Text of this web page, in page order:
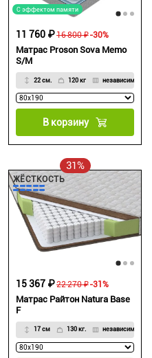
С эффектом памяти
Матрас Proson Sova Memo
S/M
22 см. 120 кг независимый
16 800 ₽
11 760 ₽ -30%
В корзину
31%
ЖЁСТКОСТЬ
Матрас Райтон Natura Base
F
17 см 130 кг. независимый
22 270 ₽
15 367 ₽ -31%